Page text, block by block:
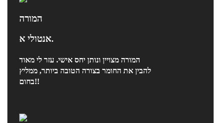
המורה
אנטולי א.
המורה מצויין ונותן יחס אישי. עזר לי מאוד
להבין את החומר בצורה הטובה ביותר, ממליץ
בחום!!